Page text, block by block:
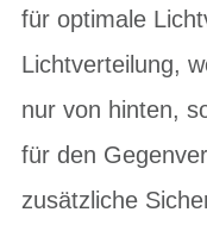
für optimale
Lichtverteilung,
nur von hinten,
für den
zusätzliche